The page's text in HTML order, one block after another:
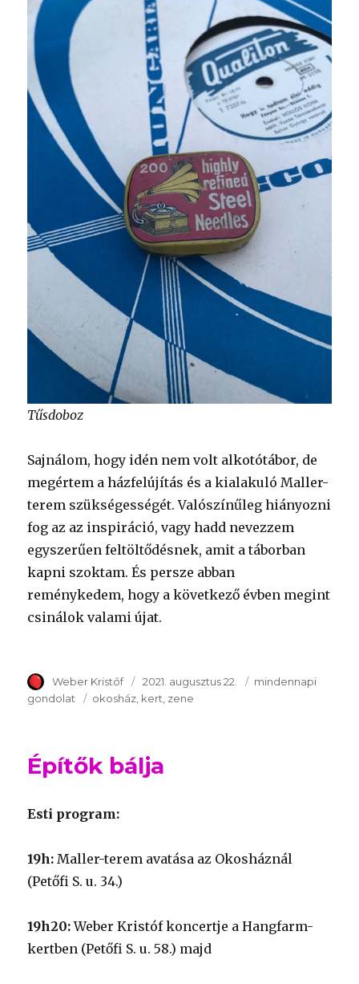
Tűsdoboz
Sajnálom, hogy idén nem volt alkotótábor, de
megértem a házfelújítás és a kialakuló Maller-
terem szükségességét. Valószínűleg hiányozni
fog az az inspiráció, vagy hadd nevezzem
egyszerűen feltöltődésnek, amit a táborban
kapni szoktam. És persze abban
reménykedem, hogy a következő évben megint
csinálok valami újat.
Szerző
Weber Kristóf Publikálva
2021. augusztus 22. Témakör
mindennapi
gondolat
Kulcsszavak
okosház kert zene
Építők bálja
Esti program:
19h: Maller-terem avatása az Okosháznál
(Petőfi S. u. 34.)
19h20:Weber Kristóf koncertje a Hangfarm-
kertben (Petőfi S. u. 58.) majd